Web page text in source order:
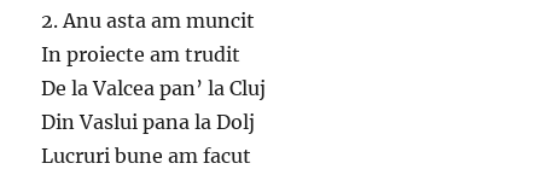
2. Anu asta am muncit
In proiecte am trudit
De la Valcea pan’ la Cluj
Din Vaslui pana la Dolj
Lucruri bune am facut